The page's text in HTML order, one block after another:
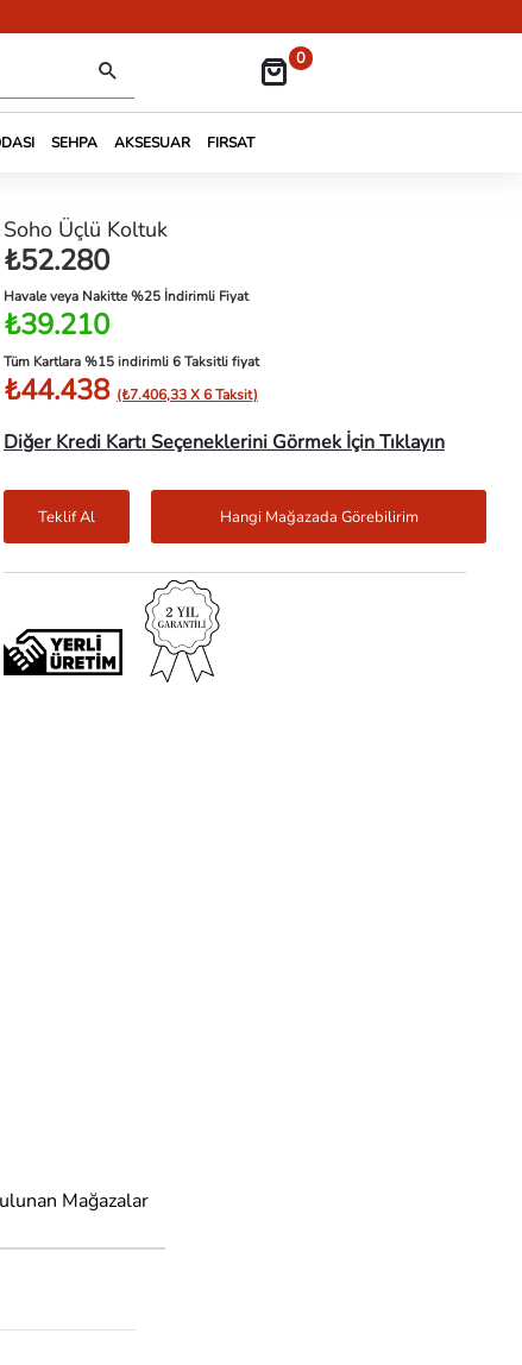
0
SEHPA AKSESUAR FIRSAT
Soho Üçlü Koltuk
₺52.280
Havale veya Nakitte %25 İndirimli Fiyat
₺39.210
Tüm Kartlara %15 indirimli 6 Taksitli fiyat
₺44.438 (₺7.406,33 X 6 Taksit)
Diğer Kredi Kartı Seçeneklerini Görmek İçin Tıklayın
Teklif Al Hangi Mağazada Görebilirim
Mağazalar